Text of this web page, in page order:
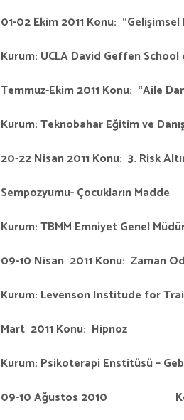
01-02 Ekim 2011 Konu:
Kurum: UCLA David Geffen
Temmuz-Ekim 2011 Konu: “Aile
Kurum: Teknobahar Eğitim ve
20-22 Nisan 2011 Konu: 3. Risk
Sempozyumu- Çocukların Madde
Kurum: TBMM Emniyet Genel
09-10 Nisan 2011 Konu: Zaman
Kurum: Levenson Institude for
Mart 2011 Konu: Hipnoz
Kurum: Psikoterapi Enstitüsü –
09-10 Ağustos 2010 Konu: